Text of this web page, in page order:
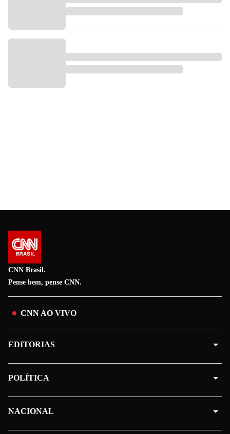
CNN Brasil.
Pense bem, pense CNN.
CNN AO VIVO
EDITORIAS
POLÍTICA
NACIONAL